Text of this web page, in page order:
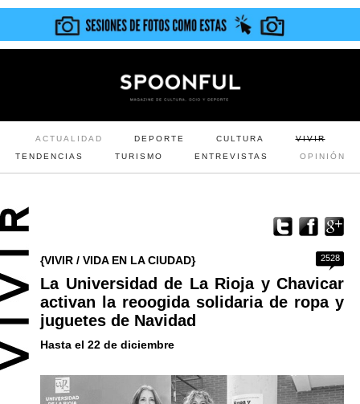
ACTUALIDAD DEPORTE CULTURA
VIVIR
TENDENCIAS
TURISMO ENTREVISTAS OPINIÓN
2528
{VIVIR / VIDA EN LA CIUDAD}
La Universidad de La Rioja y Chavicar
activan la reoogida solidaria de ropa y
juguetes de Navidad
Hasta el 22 de diciembre